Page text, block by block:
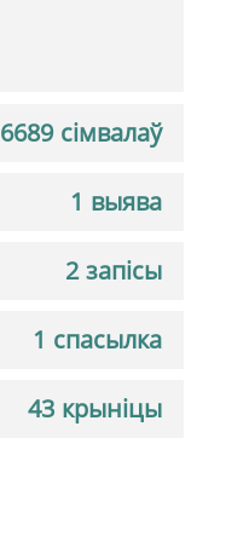
6689 сімвалаў
1 выява
2 запісы
1 спасылка
43 крыніцы